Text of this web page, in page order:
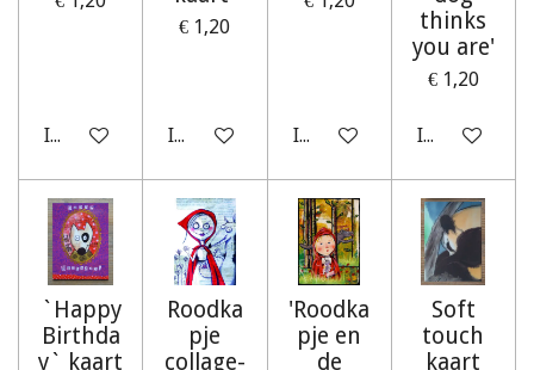
In winkelwagen
€ 1,20
In winkelwagenIn winkelwagen
thinks
you are'
€ 1,20
In
`Happy
Birthda
y` kaart
Roodka
pje
collage-
'Roodka
pje en
de
Soft
touch
kaart